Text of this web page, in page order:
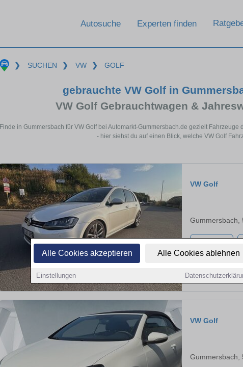
Alle Cookies akzeptieren Alle Cookies ablehnen
Einstellungen
Autosuche Experten finden
❯ SUCHEN ❯ VW ❯ GOLF
gebrauchte VW Golf in
VW Golf Gebrauchtwagen &
Finde in Gummersbach für VW Golf bei Automarkt-Gummersbach.de gezielt
- hier siehst du auf einen Blick, welche VW Golf
VW Golf
Gummersbach,
VW Golf
Gummersbach,